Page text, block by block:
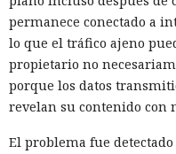
años funcionó sin
permanece conectado a
lo que el tráfico ajeno
propietario no
porque los datos
revelan su contenido con
El problema fue